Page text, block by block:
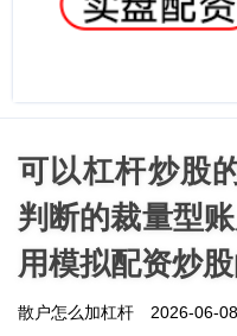
可以杠杆炒股
判断的裁量型
用模拟配资炒
散户怎么加杠杆 2026-06-